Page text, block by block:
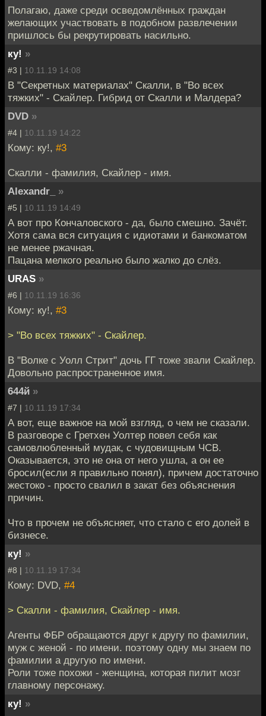
Полагаю, даже среди осведомлённых граждан
желающих участвовать в подобном развлечении
пришлось бы рекрутировать насильно.
ку! »
#3 | 10.11.19 14:08
В "Секретных материалах" Скалли, в "Во всех
тяжких" - Скайлер. Гибрид от Скалли и Малдера?
DVD »
#4 | 10.11.19 14:22
Кому: ку!, #3
Скалли - фамилия, Скайлер - имя.
Alexandr_
»
#5 | 10.11.19 14:49
А вот про Кончаловского - да, было смешно. Зачёт.
Хотя сама вся ситуация с идиотами и банкоматом
не менее ржачная.
Пацана мелкого реально было жалко до слёз.
URAS »
#6 | 10.11.19 16:36
Кому: ку!, #3
> "Во всех тяжких" - Скайлер.
В "Волке с Уолл Стрит" дочь ГГ тоже звали Скайлер.
Довольно распространенное имя.
644й »
#7 | 10.11.19 17:34
А вот, еще важное на мой взгляд, о чем не сказали.
В разговоре с Гретхен Уолтер повел себя как
самовлюбленный мудак, с чудовищным ЧСВ.
Оказывается, это не она от него ушла, а он ее
бросил(если я правильно понял), причем достаточно
жестоко - просто свалил в закат без объяснения
причин.
Что в прочем не объясняет, что стало с его долей в
бизнесе.
ку! »
#8 | 10.11.19 17:34
Кому: DVD, #4
> Скалли - фамилия, Скайлер - имя.
Агенты ФБР обращаются друг к другу по фамилии,
муж с женой - по имени. поэтому одну мы знаем по
фамилии а другую по имени.
Роли тоже похожи - женщина, которая пилит мозг
главному персонажу.
ку! »